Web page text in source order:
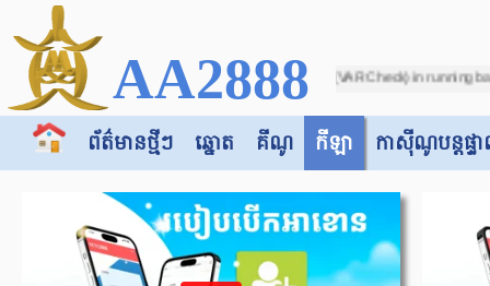
AA2888
- Due to incorrect score (VAR Check) in running ball on match between
ព័ត៌មានថ្មីៗ ឆ្នោត គីណូ កីឡា កាស៊ី​​ណូបន្តផ្ទ